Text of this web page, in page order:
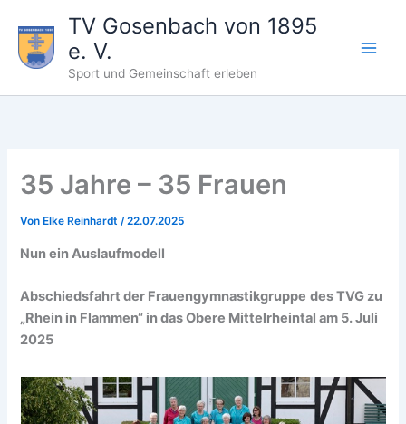
Inhalt
springen
TV Gosenbach von 1895
e. V.
Sport und Gemeinschaft erleben
35 Jahre – 35 Frauen
Von Elke Reinhardt/22.07.2025
Nun ein Auslaufmodell
Abschiedsfahrt der Frauengymnastikgruppe des TVG zu
„Rhein in Flammen“ in das Obere Mittelrheintal am 5. Juli
2025